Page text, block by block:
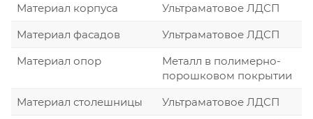
Материал корпуса
Ультраматовое ЛДСП
Материал фасадов
Ультраматовое ЛДСП
Материал опор
Металл в полимерно-
порошковом покрытии
Материал столешницы
Ультраматовое ЛДСП